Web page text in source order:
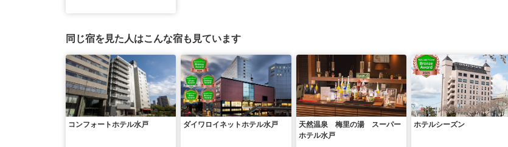
同じ宿を見た人はこんな宿も見ています
コンフォートホテル水戸 ダイワロイネットホテル水戸
天然温泉 梅里の湯 スーパー
ホテル水戸
ホテルシーズン